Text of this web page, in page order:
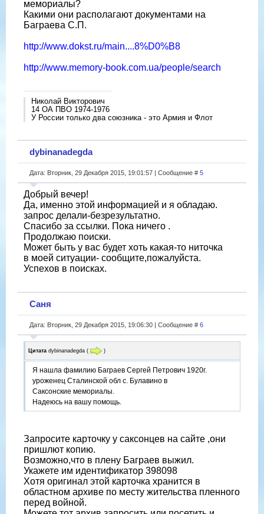
мемориалы?
Какими они располагают документами на
Баграева С.П.
http://www.dokst.ru/main....8%D0%B8
http://www.memory-book.com.ua/people/search
Николай Викторович
14 ОА ПВО 1974-1976
У России только два союзника - это Армия и Флот
dybinanadegda
Дата: Вторник, 29 Декабря 2015, 19:01:57 | Сообщение # 5
Добрый вечер!
Да, именно этой информацией и я обладаю.
запрос делали-безрезультатно.
Спасибо за ссылки. Пока ничего .
Продолжаю поиски.
Может быть у вас будет хоть какая-то ниточка
в моей ситуации- сообщите,пожалуйста.
Успехов в поисках.
Саня
Дата: Вторник, 29 Декабря 2015, 19:06:30 | Сообщение # 6
Цитата dybinanadegda ( )
Я нашла фамилию Баграев Сергей Петрович 1920г.
уроженец Сталинской обл с. Булавино в
Саксонские мемориалы.
Надеюсь на вашу помощь.
Запросите карточку у саксонцев на сайте ,они
пришлют копию.
Возможно,что в плену Баграев выжил.
Укажете им идентификатор 398098
Хотя оригинал этой карточка хранится в
областном архиве по месту жительства пленного
перед войной.